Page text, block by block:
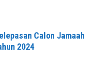
Calon Jamaah
2024